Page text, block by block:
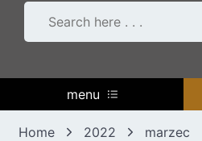
menu
Home 2022 marzec